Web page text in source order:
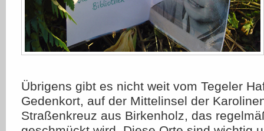
Übrigens gibt es nicht weit vom Tegeler
Gedenkort, auf der Mittelinsel der
Straßenkreuz aus Birkenholz, das